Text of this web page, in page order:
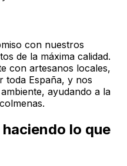
con nuestros
de la máxima calidad.
con artesanos locales,
toda España, y nos
ayudando a la
lo que